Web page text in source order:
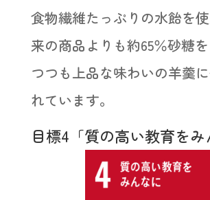
食物繊維たっぷりの水飴を
来の商品よりも約65％砂糖
つつも上品な味わいの羊羹
れています。
目標4「質の高い教育をみ